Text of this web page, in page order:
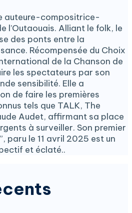
auteure-compositrice-
l’Outaouais. Alliant le folk, le
des ponts entre la
Récompensée du Choix
de la Chanson de
les spectateurs par son
sensibilité. Elle a
de faire les premières
tels que TALK, The
Audet, affirmant sa place
à surveiller. Son premier
paru le 11 avril 2025 est un
et éclaté..